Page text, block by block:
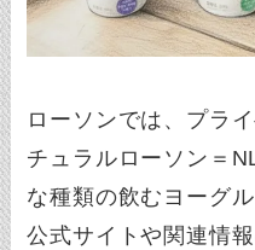
ローソンでは、プラ
チュラルローソン＝
な種類の飲むヨーグ
公式サイトや関連情